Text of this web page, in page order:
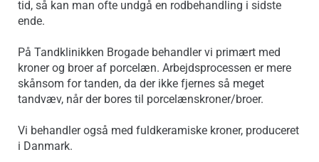
tid, så kan man ofte undgå en rodbehandling i sidste
ende.
På Tandklinikken Brogade behandler vi primært med
kroner og broer af porcelæn. Arbejdsprocessen er mere
skånsom for tanden, da der ikke fjernes så meget
tandvæv, når der bores til porcelænskroner/broer.
Vi behandler også med fuldkeramiske kroner, produceret
i Danmark.